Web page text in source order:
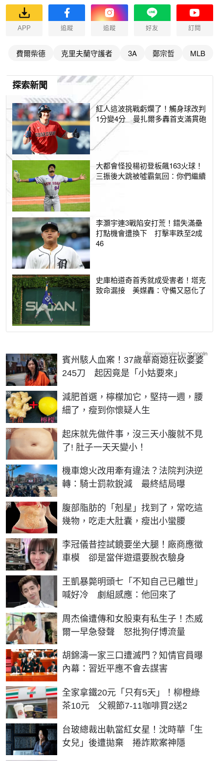
APP 追蹤 追蹤 好友 訂閱
費爾柴德 克里夫蘭守護者 3A 鄭宗哲 MLB
探索新聞
紅人這波挑戰虧爛了！觸身球改判
1分變4分 曼扎爾多轟首支滿貫砲
大都會怪投楊初登板飆163火球！
三振後大跳被噓霸氣回：你們繼續
李灝宇連3戰陷安打荒！錯失滿壘
打點機會遭換下 打擊率跌至2成
46
史庫柏道奇首秀就成受害者！塔克
致命漏接 美媒轟：守備又惡化了
賓州駭人血案！37歲華裔媳狂砍婆婆
245刀 起因竟是「小姑要來」
減肥首選，檸檬加它，堅持一週，腰
細了，瘦到你懷疑人生
PR
起床就先做件事，沒三天小腹就不見
了! 肚子一天天變小！
PR
機車熄火改用牽有違法？法院判決逆
轉：騎士罰款銳減 最終結局曝
腹部脂肪的「剋星」找到了，常吃這
幾物，吃走大肚囊，瘦出小蠻腰
PR
李冠儀昔控試鏡要坐大腿！廠商應徵
車模 卻是當伴遊還要脫衣驗身
王凱暴斃明頭七「不知自己已離世」
喊好冷 劇組感應：他回來了
周杰倫遭傳和女股東有私生子！杰威
爾一早急發聲 怒批狗仔博流量
胡錦濤一家三口遭滅門？知情官員曝
內幕：習近平應不會去謀害
全家拿鐵20元「只有5天」！柳橙綠
茶10元 父親節7-11咖啡買2送2
台玻總裁出軌當紅女星！沈時華「生
女兒」後遭拋棄 捲詐欺案神隱
Recommended by